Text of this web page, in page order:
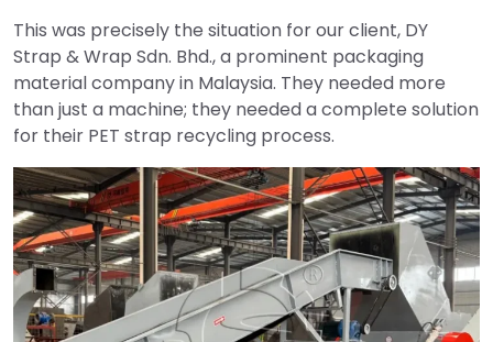
This was precisely the situation for our client, DY
Strap & Wrap Sdn. Bhd., a prominent packaging
material company in Malaysia. They needed more
than just a machine; they needed a complete solution
for their PET strap recycling process.